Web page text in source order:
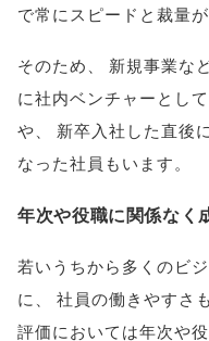
で常にスピードと裁量
そのため 新規事業な
に社内ベンチャーとし
や
新卒入社した直後
なった社員もいます。
年次や役職に関係なく
若いうちから多くのビ
に、 社員の働きやすさ
評価においては年次や